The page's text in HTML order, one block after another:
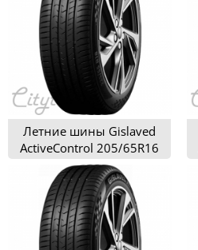
Летние шины Gislaved
ActiveControl 205/65R16